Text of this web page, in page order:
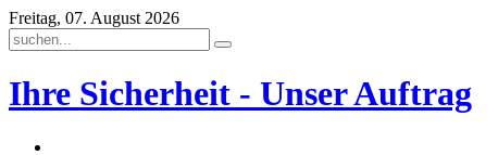
Freitag, 07. August 2026
Ihre Sicherheit - Unser Auftrag